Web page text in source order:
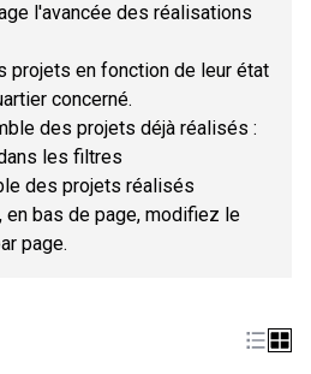
l'avancée des réalisations
projets en fonction de leur état
concerné.
des projets déjà réalisés :
les filtres
des projets réalisés
en bas de page, modifiez le
page.